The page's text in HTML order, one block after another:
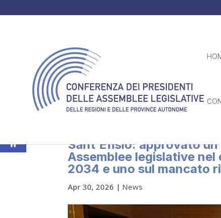
Sant’Efisio: approvato
Assemblee legislative
2034 e uno sul mancato
Apr 30, 2026 | News